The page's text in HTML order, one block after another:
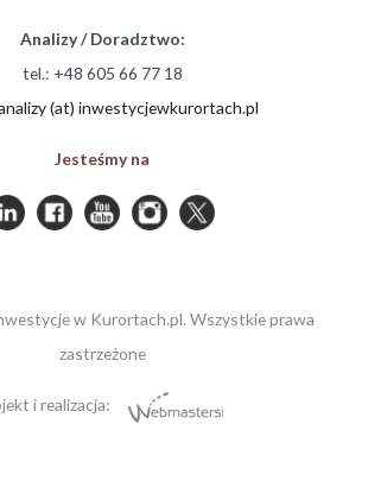
Analizy / Doradztwo:
tel.: +48 605 66 77 18
(at) inwestycjewkurortach.pl
Jesteśmy na
w Kurortach.pl. Wszystkie prawa
zastrzeżone
i realizacja: